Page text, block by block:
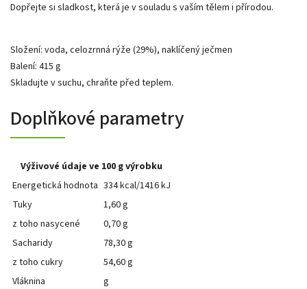
Dopřejte si sladkost, která je v souladu s vaším tělem i přírodou.
Složení: voda, celozrnná rýže (29%), naklíčený ječmen
Balení: 415 g
Skladujte v suchu, chraňte před teplem.
Doplňkové parametry
Výživové údaje ve 100 g výrobku
Energetická hodnota 334 kcal/1416 kJ
Tuky
1,60 g
z toho nasycené
0,70 g
Sacharidy
78,30 g
z toho cukry
54,60 g
Vláknina
g